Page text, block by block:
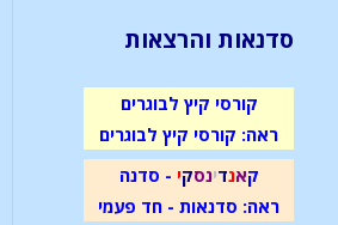
סדנאות והרצאות
קורסי קיץ לבוגרים
ראה: קורסי קיץ לבוגרים
קאנדינסקי - סדנה
ראה: סדנאות - חד פעמי